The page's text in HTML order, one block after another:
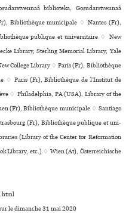
biblioteka, Gosudarstvennaâ
Bibliothèque muni­ci­pale ♢ Nantes (Fr),
publi­que et uni­ver­si­taire ♢ New
Library, Sterling Memorial Library, Yale
College Library ♢ Paris (Fr), Bibliothèque
♢ Paris (Fr), Bibliothèque de l’Institut de
♢ Philadelphia, PA (USA), Library of the
(Fr), Bibliothèque muni­ci­pale ♢ Santiago
(Fr), Bibliothèque publi­que et uni­
(Library of the Center for Reformation
Library, etc.) ♢ Wien (At), Österreichische
le dimanche 31 mai 2020